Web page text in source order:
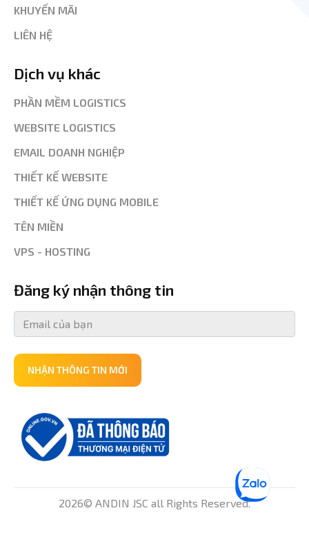
KHUYẾN MÃI
LIÊN HỆ
Dịch vụ khác
PHẦN MỀM LOGISTICS
WEBSITE LOGISTICS
EMAIL DOANH NGHIỆP
THIẾT KẾ WEBSITE
THIẾT KẾ ỨNG DỤNG MOBILE
TÊN MIỀN
VPS - HOSTING
Đăng ký nhận thông tin
NHẬN THÔNG TIN MỚI
2026© ANDIN JSC all Rights Reserved.